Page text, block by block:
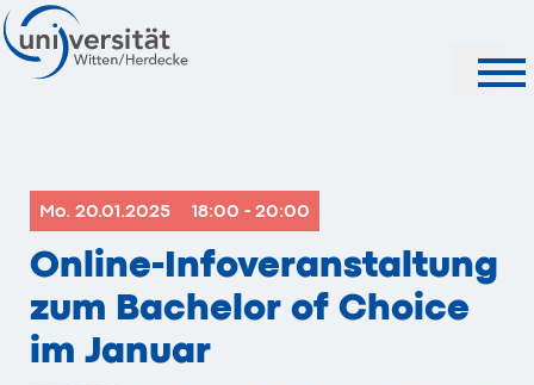
Mo. 20.01.2025 18:00 - 20:00
Online-Infoveranstaltung
zum Bachelor of Choice
im Januar